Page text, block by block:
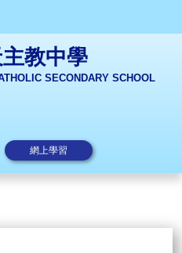
教中學
SECONDARY SCHOOL
網上學習